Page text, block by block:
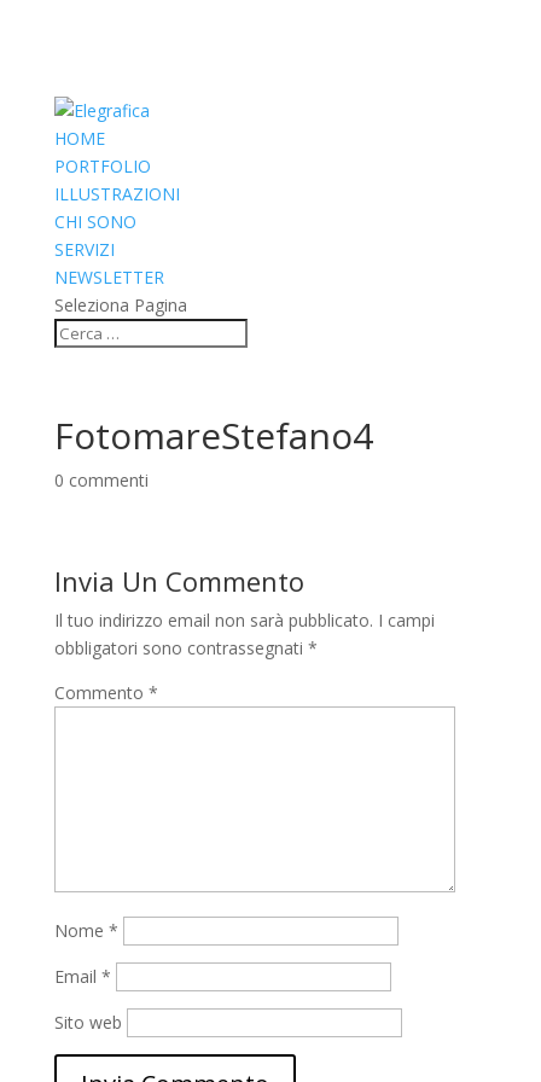
HOME
PORTFOLIO
ILLUSTRAZIONI
CHI SONO
SERVIZI
NEWSLETTER
Seleziona Pagina
FotomareStefano4
0 commenti
Invia Un Commento
Il tuo indirizzo email non sarà pubblicato. I campi
obbligatori sono contrassegnati *
Commento *
Nome *
Email *
Sito web